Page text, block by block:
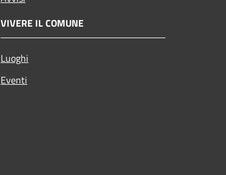
VIVERE IL COMUNE
Luoghi
Eventi